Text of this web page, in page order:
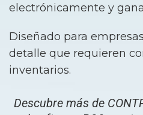
electrónicamente y
Diseñado para
detalle que requieren
inventarios.
Descubre más de